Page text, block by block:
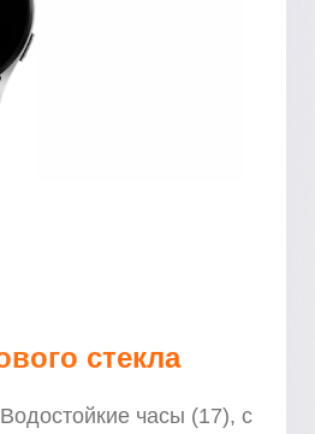
стекла
часы (17), с